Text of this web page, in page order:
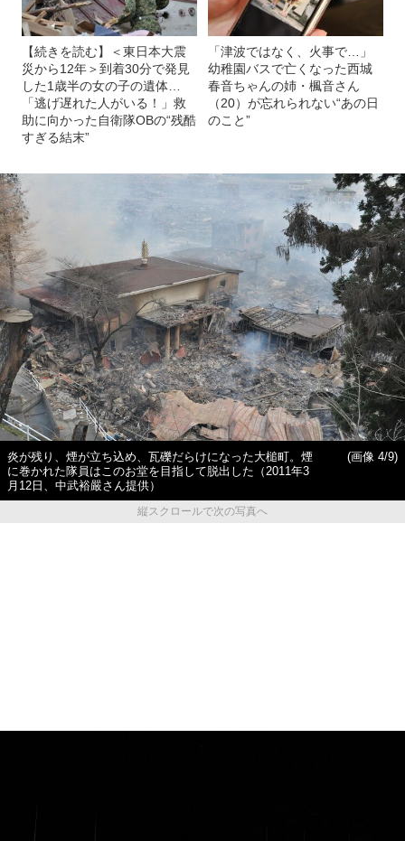
【続きを読む】＜東日本大震
災から12年＞到着30分で発見
した1歳半の女の子の遺体…
「逃げ遅れた人がいる！」救
助に向かった自衛隊OBの“残酷
すぎる結末”
「津波ではなく、火事で…」
幼稚園バスで亡くなった西城
春音ちゃんの姉・楓音さん
（20）が忘れられない“あの日
のこと”
炎が残り、煙が立ち込め、瓦礫だらけになった大槌町。煙
に巻かれた隊員はこのお堂を目指して脱出した（2011年3
月12日、中武裕嚴さん提供）
(画像 4/9)
縦スクロールで次の写真へ